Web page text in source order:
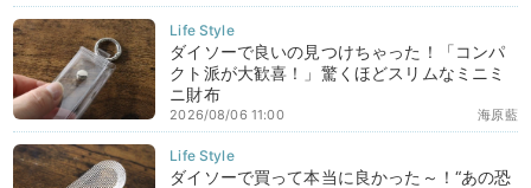
ダイソーで良いの見つけちゃった！「コンパ
クト派が大歓喜！」驚くほどスリムなミニミ
ニ財布
海原藍
2026/08/06 11:00
ダイソーで買って本当に良かった～！“あの恐